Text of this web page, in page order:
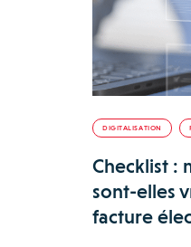
DIGITALISATION
Checklist :
sont-elles
facture